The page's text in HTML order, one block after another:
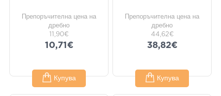
Препоръчителна цена на
дребно
11,90€
10,71€
Купува
Препоръчителна цена на
дребно
44,62€
38,82€
Купува